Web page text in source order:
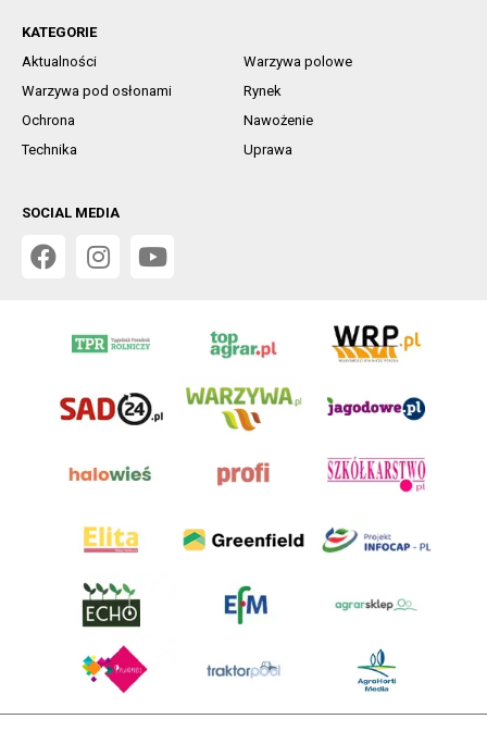
KATEGORIE
Aktualności
Warzywa polowe
Warzywa pod osłonami
Rynek
Ochrona
Nawożenie
Technika
Uprawa
SOCIAL MEDIA